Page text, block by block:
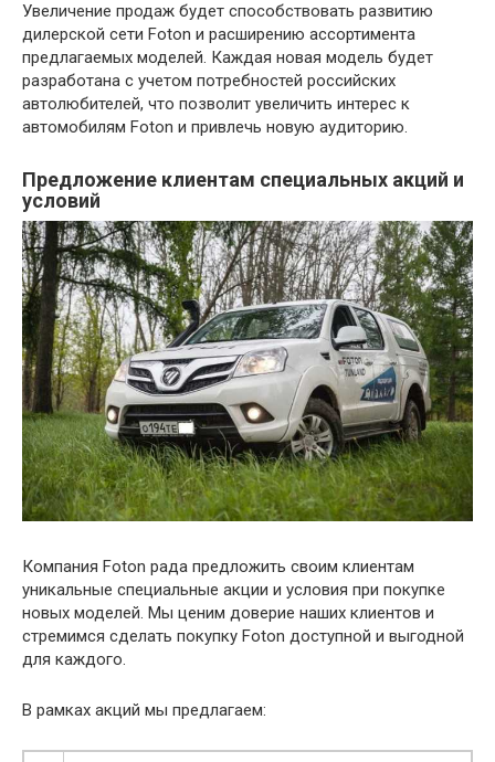
Увеличение продаж будет способствовать развитию
дилерской сети Foton и расширению ассортимента
предлагаемых моделей. Каждая новая модель будет
разработана с учетом потребностей российских
автолюбителей, что позволит увеличить интерес к
автомобилям Foton и привлечь новую аудиторию.
Предложение клиентам специальных акций и
условий
Компания Foton рада предложить своим клиентам
уникальные специальные акции и условия при покупке
новых моделей. Мы ценим доверие наших клиентов и
стремимся сделать покупку Foton доступной и выгодной
для каждого.
В рамках акций мы предлагаем: